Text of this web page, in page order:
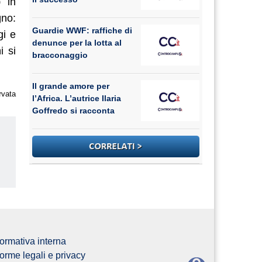
e
si
Guardie WWF: raffiche di
denunce per la lotta al
bracconaggio
Il grande amore per
l’Africa. L’autrice Ilaria
Goffredo si racconta
interna
legali e privacy